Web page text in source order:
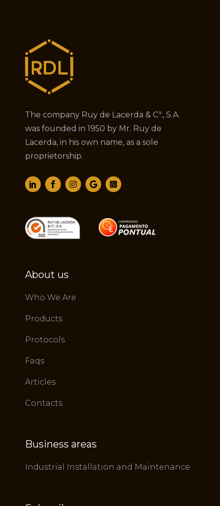
The company Ruy de Lacerda & Cª., S.A.
was founded in 1950 by Mr. Ruy de
Lacerda, in his own name, as a sole
proprietorship.
About us
Who We Are
Products
Protocols
Faqs
Articles
Contacts
Business areas
Industrial Installation and Maintenance